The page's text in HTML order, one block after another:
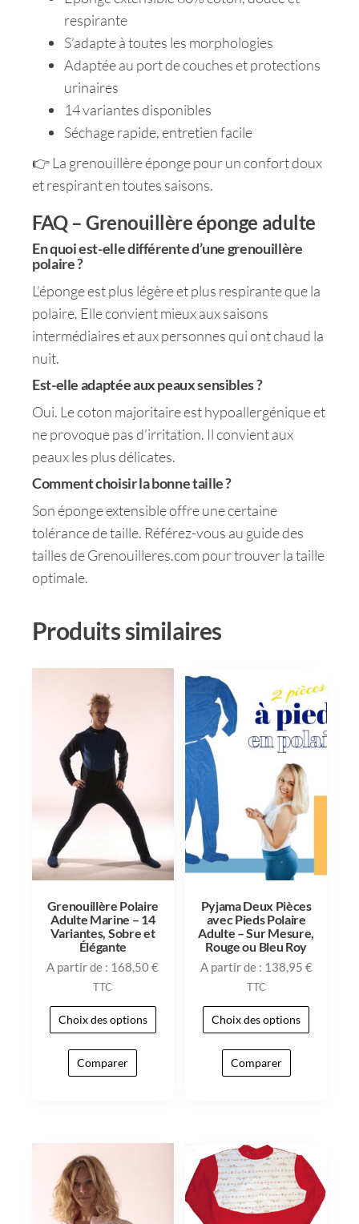
respirante
S’adapte à toutes les morphologies
Adaptée au port de couches et protections
urinaires
14 variantes disponibles
Séchage rapide, entretien facile
👉 La grenouillère éponge pour un confort doux
et respirant en toutes saisons.
FAQ – Grenouillère éponge adulte
En quoi est-elle différente d’une grenouillère
polaire ?
L’éponge est plus légère et plus respirante que la
polaire. Elle convient mieux aux saisons
intermédiaires et aux personnes qui ont chaud la
nuit.
Est-elle adaptée aux peaux sensibles ?
Oui. Le coton majoritaire est hypoallergénique et
ne provoque pas d’irritation. Il convient aux
peaux les plus délicates.
Comment choisir la bonne taille ?
Son éponge extensible offre une certaine
tolérance de taille. Référez-vous au guide des
tailles de Grenouilleres.com pour trouver la taille
optimale.
Produits similaires
Grenouillère Polaire
Adulte Marine – 14
Variantes, Sobre et
Élégante
A partir de : 168,50€
TTC
Choix des options
Comparer
Pyjama Deux Pièces
avec Pieds Polaire
Adulte – Sur Mesure,
Rouge ou Bleu Roy
A partir de : 138,95 €
TTC
Choix des options
Comparer